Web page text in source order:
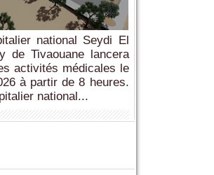
national Seydi El
de Tivaouane lancera
activités médicales le
à partir de 8 heures.
national...